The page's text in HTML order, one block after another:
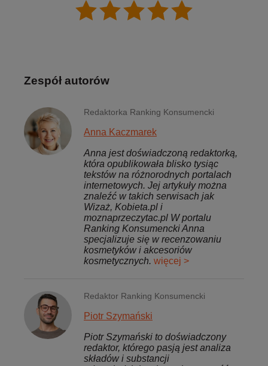
Zespół autorów
Redaktorka Ranking Konsumencki
Anna Kaczmarek
Anna jest doświadczoną redaktorką,
która opublikowała blisko tysiąc
tekstów na różnorodnych portalach
internetowych. Jej artykuły można
znaleźć w takich serwisach jak
Wizaż, Kobieta.pl i
moznaprzeczytac.pl W portalu
Ranking Konsumencki Anna
specjalizuje się w recenzowaniu
kosmetyków i akcesoriów
kosmetycznych. więcej >
Redaktor Ranking Konsumencki
Piotr Szymański
Piotr Szymański to doświadczony
redaktor, którego pasją jest analiza
składów i substancji